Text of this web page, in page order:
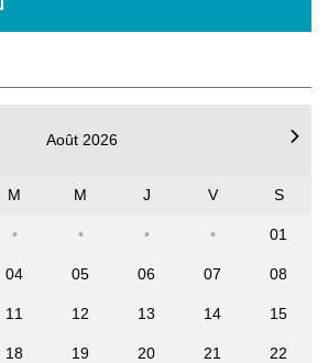
Août 2026
M M J V S
01
04 05 06 07 08
11 12 13 14 15
18 19 20 21 22